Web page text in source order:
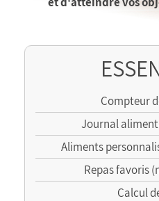
Compteur
Journal
Aliments
Repas favoris
Calcul